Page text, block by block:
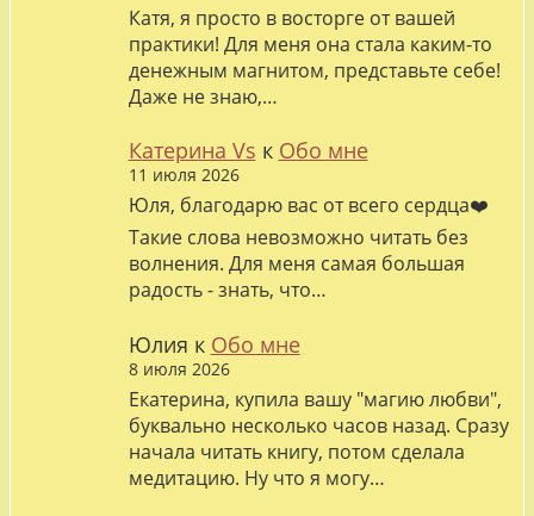
Катя, я просто в восторге от вашей
практики! Для меня она стала каким-то
денежным магнитом, представьте себе!
Даже не знаю,…
Катерина Vs к Обо мне
11 июля 2026
Юля, благодарю вас от всего сердца❤️
Такие слова невозможно читать без
волнения. Для меня самая большая
радость - знать, что…
Юлия к Обо мне
8 июля 2026
Екатерина, купила вашу "магию любви",
буквально несколько часов назад. Сразу
начала читать книгу, потом сделала
медитацию. Ну что я могу…